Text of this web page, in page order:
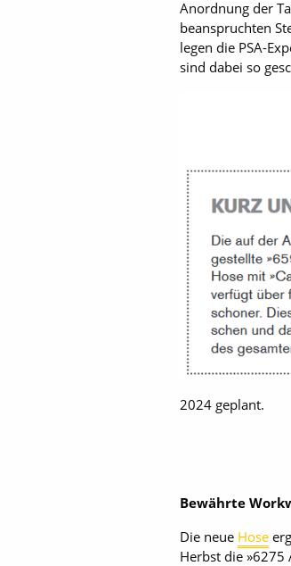
Anordnung der
beanspruchten
legen die PSA-
sind dabei so
2024 geplant.
Bewährte
Die neue Hose
Herbst die »6275